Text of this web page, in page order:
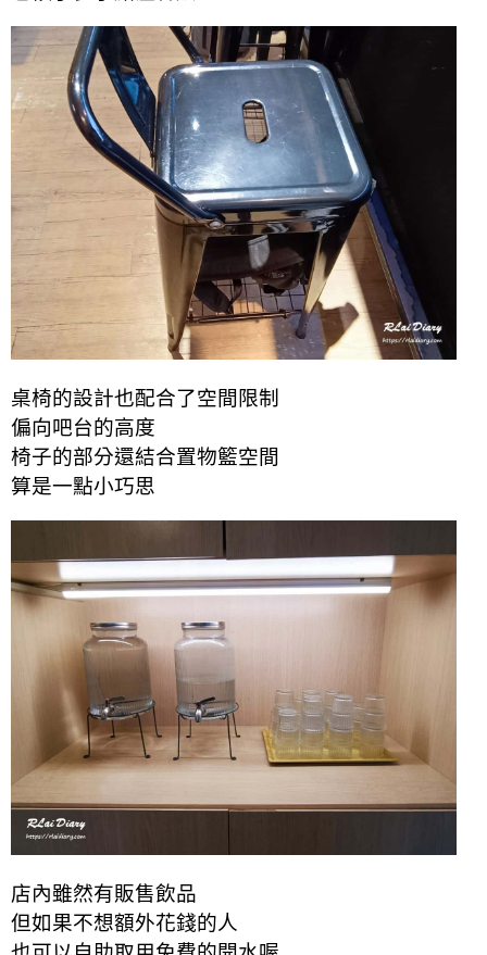
桌椅的設計也配合了空間限制
偏向吧台的高度
椅子的部分還結合置物籃空間
算是一點小巧思
店內雖然有販售飲品
但如果不想額外花錢的人